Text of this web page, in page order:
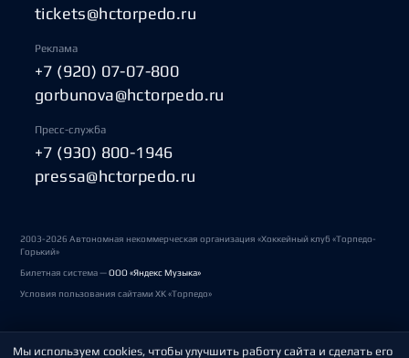
tickets@hctorpedo.ru
Реклама
+7 (920) 07-07-800
gorbunova@hctorpedo.ru
Пресс-служба
+7 (930) 800-1946
pressa@hctorpedo.ru
2003-2026 Автономная некоммерческая организация «Хоккейный клуб «Торпедо-
Горький»
Билетная система —ООО «Яндекс Музыка»
Условия пользования сайтами ХК «Торпедо»
Политика обработки персональных данных
Мы используем cookies, чтобы улучшить работу сайта и сделать его